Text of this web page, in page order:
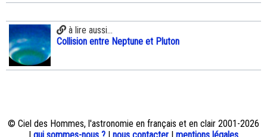
à lire aussi...
Collision entre Neptune et Pluton
© Ciel des Hommes, l'astronomie en français et en clair 2001-2026